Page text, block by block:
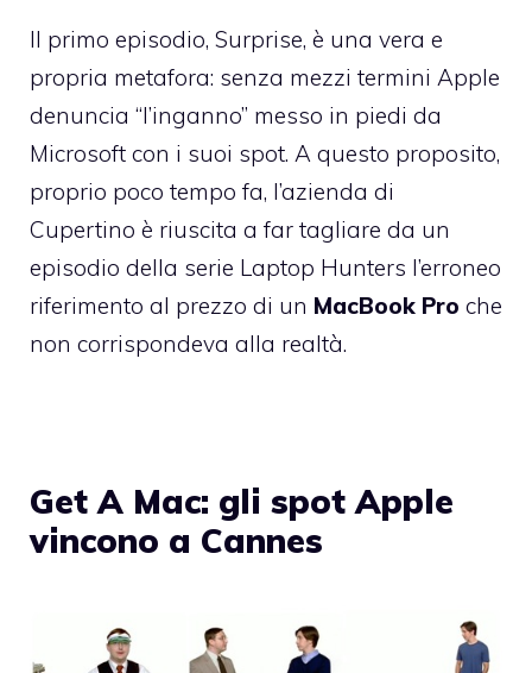
Il primo episodio, Surprise, è una vera e
propria metafora: senza mezzi termini Apple
denuncia “l’inganno” messo in piedi da
Microsoft con i suoi spot. A questo proposito,
proprio poco tempo fa, l’azienda di
Cupertino è riuscita a far tagliare da un
episodio della serie Laptop Hunters l’erroneo
riferimento al prezzo di un MacBook Pro che
non corrispondeva alla realtà.
Get A Mac: gli spot Apple
vincono a Cannes